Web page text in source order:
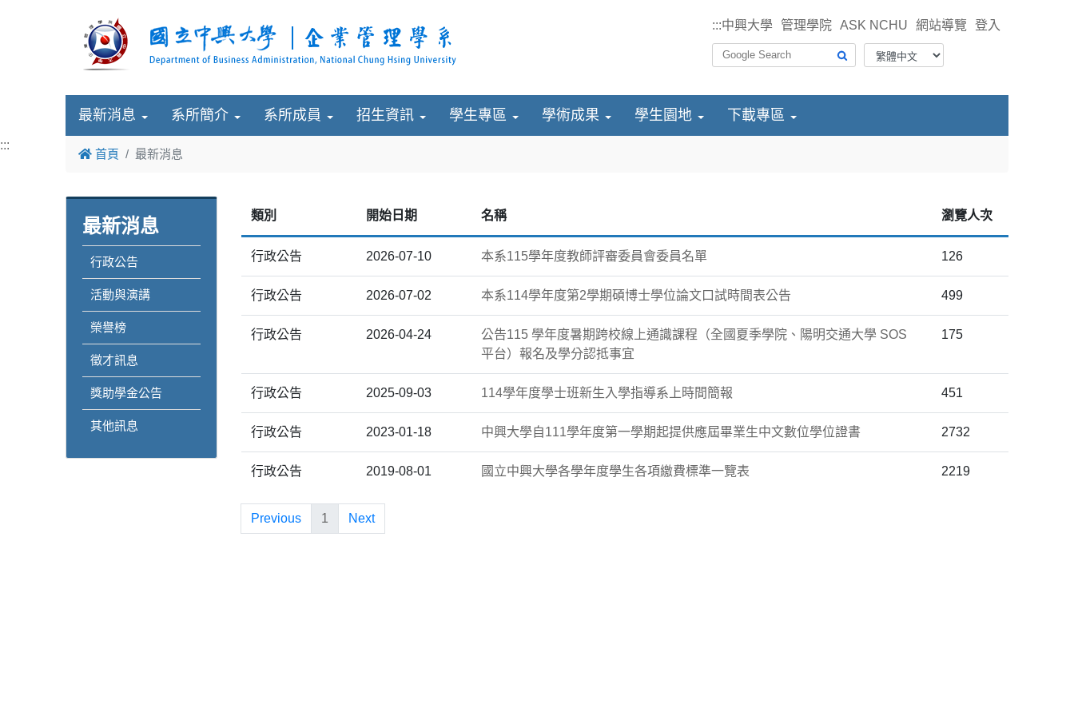
:::中興大學 管理學院 ASK NCHU 網站導覽 登入
最新消息 系所簡介 系所成員 招生資訊 學生專區 學術成果 學生園地 下載專區
:::
首頁 最新消息
最新消息
行政公告
活動與演講
榮譽榜
徵才訊息
獎助學金公告
其他訊息
類別 開始日期 名稱 瀏覽人次
行政公告 2026-07-10 本系115學年度教師評審委員會委員名單 126
行政公告 2026-07-02 本系114學年度第2學期碩博士學位論文口試時間表公告 499
行政公告 2026-04-24
公告115 學年度暑期跨校線上通識課程（全國夏季學院、陽明交通大學 SOS
平台）報名及學分認抵事宜
175
行政公告 2025-09-03 114學年度學士班新生入學指導系上時間簡報 451
行政公告 2023-01-18 中興大學自111學年度第一學期起提供應屆畢業生中文數位學位證書 2732
行政公告 2019-08-01 國立中興大學各學年度學生各項繳費標準一覽表 2219
Previous 1 Next